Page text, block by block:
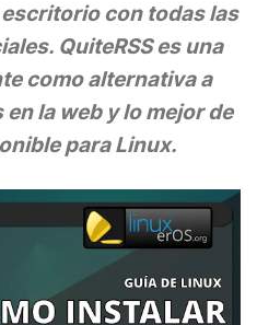
con todas las
QuiteRSS es una
como alternativa a
la web y lo mejor de
para Linux.